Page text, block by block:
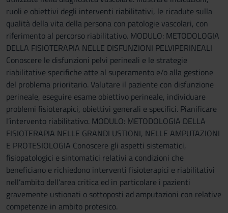
ruoli e obiettivi degli interventi riabilitativi, le ricadute sulla
qualità della vita della persona con patologie vascolari, con
riferimento al percorso riabilitativo. MODULO: METODOLOGIA
DELLA FISIOTERAPIA NELLE DISFUNZIONI PELVIPERINEALI
Conoscere le disfunzioni pelvi perineali e le strategie
riabilitative specifiche atte al superamento e/o alla gestione
del problema prioritario. Valutare il paziente con disfunzione
perineale, eseguire esame obiettivo perineale, individuare
problemi fisioterapici, obiettivi generali e specifici. Pianificare
l’intervento riabilitativo. MODULO: METODOLOGIA DELLA
FISIOTERAPIA NELLE GRANDI USTIONI, NELLE AMPUTAZIONI
E PROTESIOLOGIA Conoscere gli aspetti sistematici,
fisiopatologici e sintomatici relativi a condizioni che
beneficiano e richiedono interventi fisioterapici e riabilitativi
nell’ambito dell’area critica ed in particolare i pazienti
gravemente ustionati o sottoposti ad amputazioni con relative
competenze in ambito protesico.